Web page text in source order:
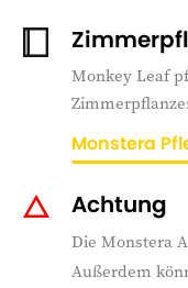
Monkey Leaf
Monstera
Achtung
Die Monstera
Außerdem